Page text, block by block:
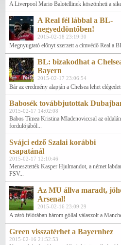
A Liverpool Mario Balotellinek köszönheti a
A Real fél lábbal a BL-
negyeddöntőben!
2015-02-18 23:19:30
Megnyugtató előnyt szerzett a címvédő Real a
BL: bizakodhat a
Bayern
2015-02-17 23:06:54
Bár az eredmény alapján a Chelsea lehet
Babosék továbbjutottak
2015-02-17 14:02:08
Babos Tímea Kristina Mladenoviccsal az
fordulójából...
Svájci edző Szalai korábbi
csapatánál
2015-02-17 12:10:46
Menesztették Kasper Hjulmandot, a német
FSV...
Az MU állva maradt,
Arsenal!
2015-02-16 23:09:29
A záró félórában három góllal válaszolt a
Green visszatérhet a Bayernhez
2015-02-16 21:52:53